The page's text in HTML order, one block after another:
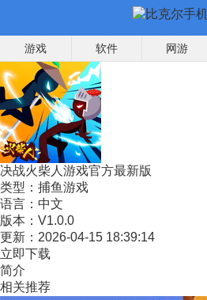
游戏 软件 网游
决战火柴人游戏官方最新版
类型： 捕鱼游戏
语言： 中文
版本： V1.0.0
更新： 2026-04-15 18:39:14
立即下载
简介
相关推荐